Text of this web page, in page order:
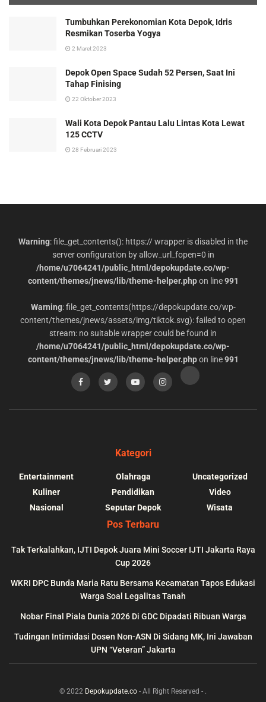
Tumbuhkan Perekonomian Kota Depok, Idris
Resmikan Toserba Yogya
2 Maret 2023
Depok Open Space Sudah 52 Persen, Saat Ini
Tahap Finising
22 Oktober 2023
Wali Kota Depok Pantau Lalu Lintas Kota Lewat
125 CCTV
28 Februari 2023
Warning: file_get_contents(): https:// wrapper is disabled in the
server configuration by allow_url_fopen=0 in
/home/u7064241/public_html/depokupdate.co/wp-
content/themes/jnews/lib/theme-helper.phpon line991
Warning: file_get_contents(https://depokupdate.co/wp-
content/themes/jnews/assets/img/tiktok.svg): failed to open
stream: no suitable wrapper could be found in
/home/u7064241/public_html/depokupdate.co/wp-
content/themes/jnews/lib/theme-helper.phpon line991
Kategori
Entertainment
Kuliner
Nasional
Olahraga
Pendidikan
Seputar Depok
Uncategorized
Video
Wisata
Pos Terbaru
Tak Terkalahkan, IJTI Depok Juara Mini Soccer IJTI Jakarta Raya
Cup 2026
WKRI DPC Bunda Maria Ratu Bersama Kecamatan Tapos Edukasi
Warga Soal Legalitas Tanah
Nobar Final Piala Dunia 2026 Di GDC Dipadati Ribuan Warga
Tudingan Intimidasi Dosen Non-ASN Di Sidang MK, Ini Jawaban
UPN “Veteran” Jakarta
© 2022 Depokupdate.co - All Right Reserved - .
depokupdate.co/wp-
line
:
content/themes/
could be found in